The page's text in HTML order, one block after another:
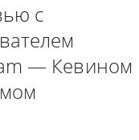
с
— Кевином